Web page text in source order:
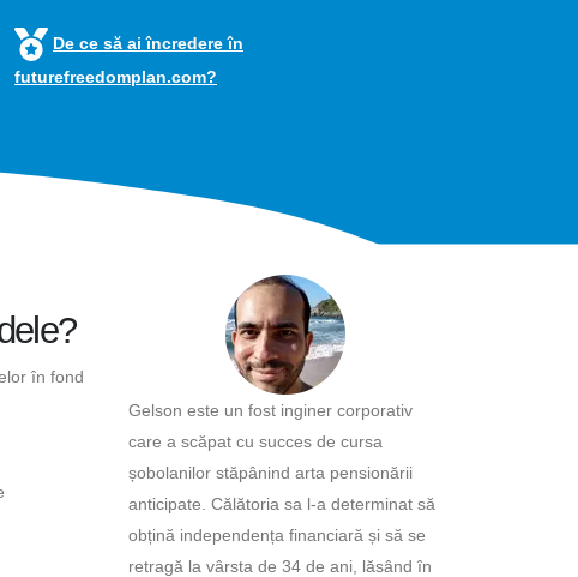
De ce să ai încredere în
futurefreedomplan.com?
în fond
Gelson este un fost inginer corporativ
care a scăpat cu succes de cursa
șobolanilor stăpânind arta pensionării
anticipate. Călătoria sa l-a determinat să
obțină independența financiară și să se
retragă la vârsta de 34 de ani, lăsând în